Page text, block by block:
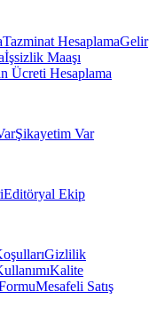
Tazminat HesaplamaGelir
İşsizlik Maaşı
Ücreti Hesaplama
Şikayetim Var
Editöryal Ekip
Gizlilik
Kalite
Mesafeli Satış